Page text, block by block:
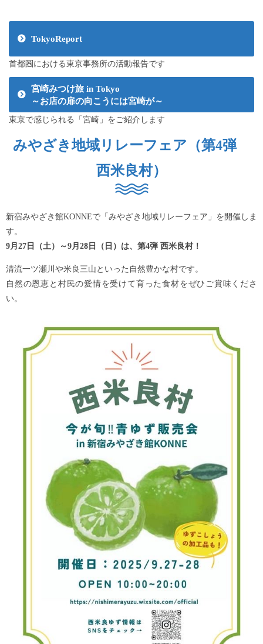
TokyoReport
首都圏における東京事務所の活動報告です
宮崎みつけ旅 in Tokyo
～お店の扉の向こうには宮崎が～
東京で感じられる「宮崎」をご紹介します
みやざき地域リレーフェア（第4弾
西米良村）
新宿みやざき館KONNEで「みやざき地域リレーフェア」を開催しま
す。
9月27 日（土）～9月28日（日）は、第4弾 西米良村！
清流一ツ瀬川や米良三山といった自然豊かな村です。
自然の恩恵と村民の愛情を受けて育った食材をぜひご賞味くださ
い。